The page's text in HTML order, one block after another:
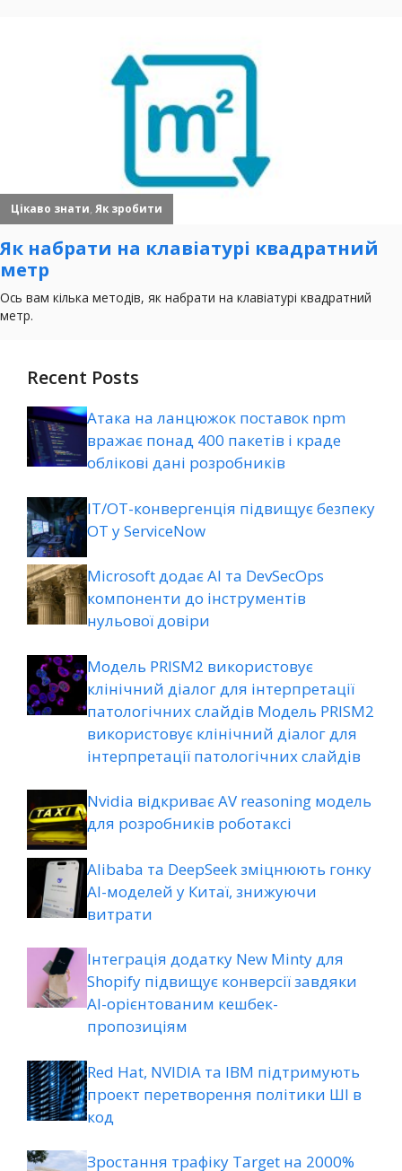
Recent Posts
Атака на ланцюжок поставок npm
вражає понад 400 пакетів і краде
облікові дані розробників
ІТ/ОТ-конвергенція підвищує безпеку
ОТ у ServiceNow
Microsoft додає AI та DevSecOps
компоненти до інструментів
нульової довіри
Модель PRISM2 використовує
клінічний діалог для інтерпретації
патологічних слайдів Модель PRISM2
використовує клінічний діалог для
інтерпретації патологічних слайдів
Nvidia відкриває AV reasoning модель
для розробників роботаксі
Alibaba та DeepSeek зміцнюють гонку
AI-моделей у Китаї, знижуючи
витрати
Інтеграція додатку New Minty для
Shopify підвищує конверсії завдяки
AI-орієнтованим кешбек-
пропозиціям
Red Hat, NVIDIA та IBM підтримують
проект перетворення політики ШІ в
код
Зростання трафіку Target на 2000%